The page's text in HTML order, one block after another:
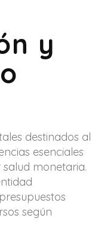
y
destinados al
esenciales
monetaria.
según